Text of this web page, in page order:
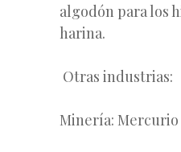
algodón para los
harina.
Otras industrias:
Minería: